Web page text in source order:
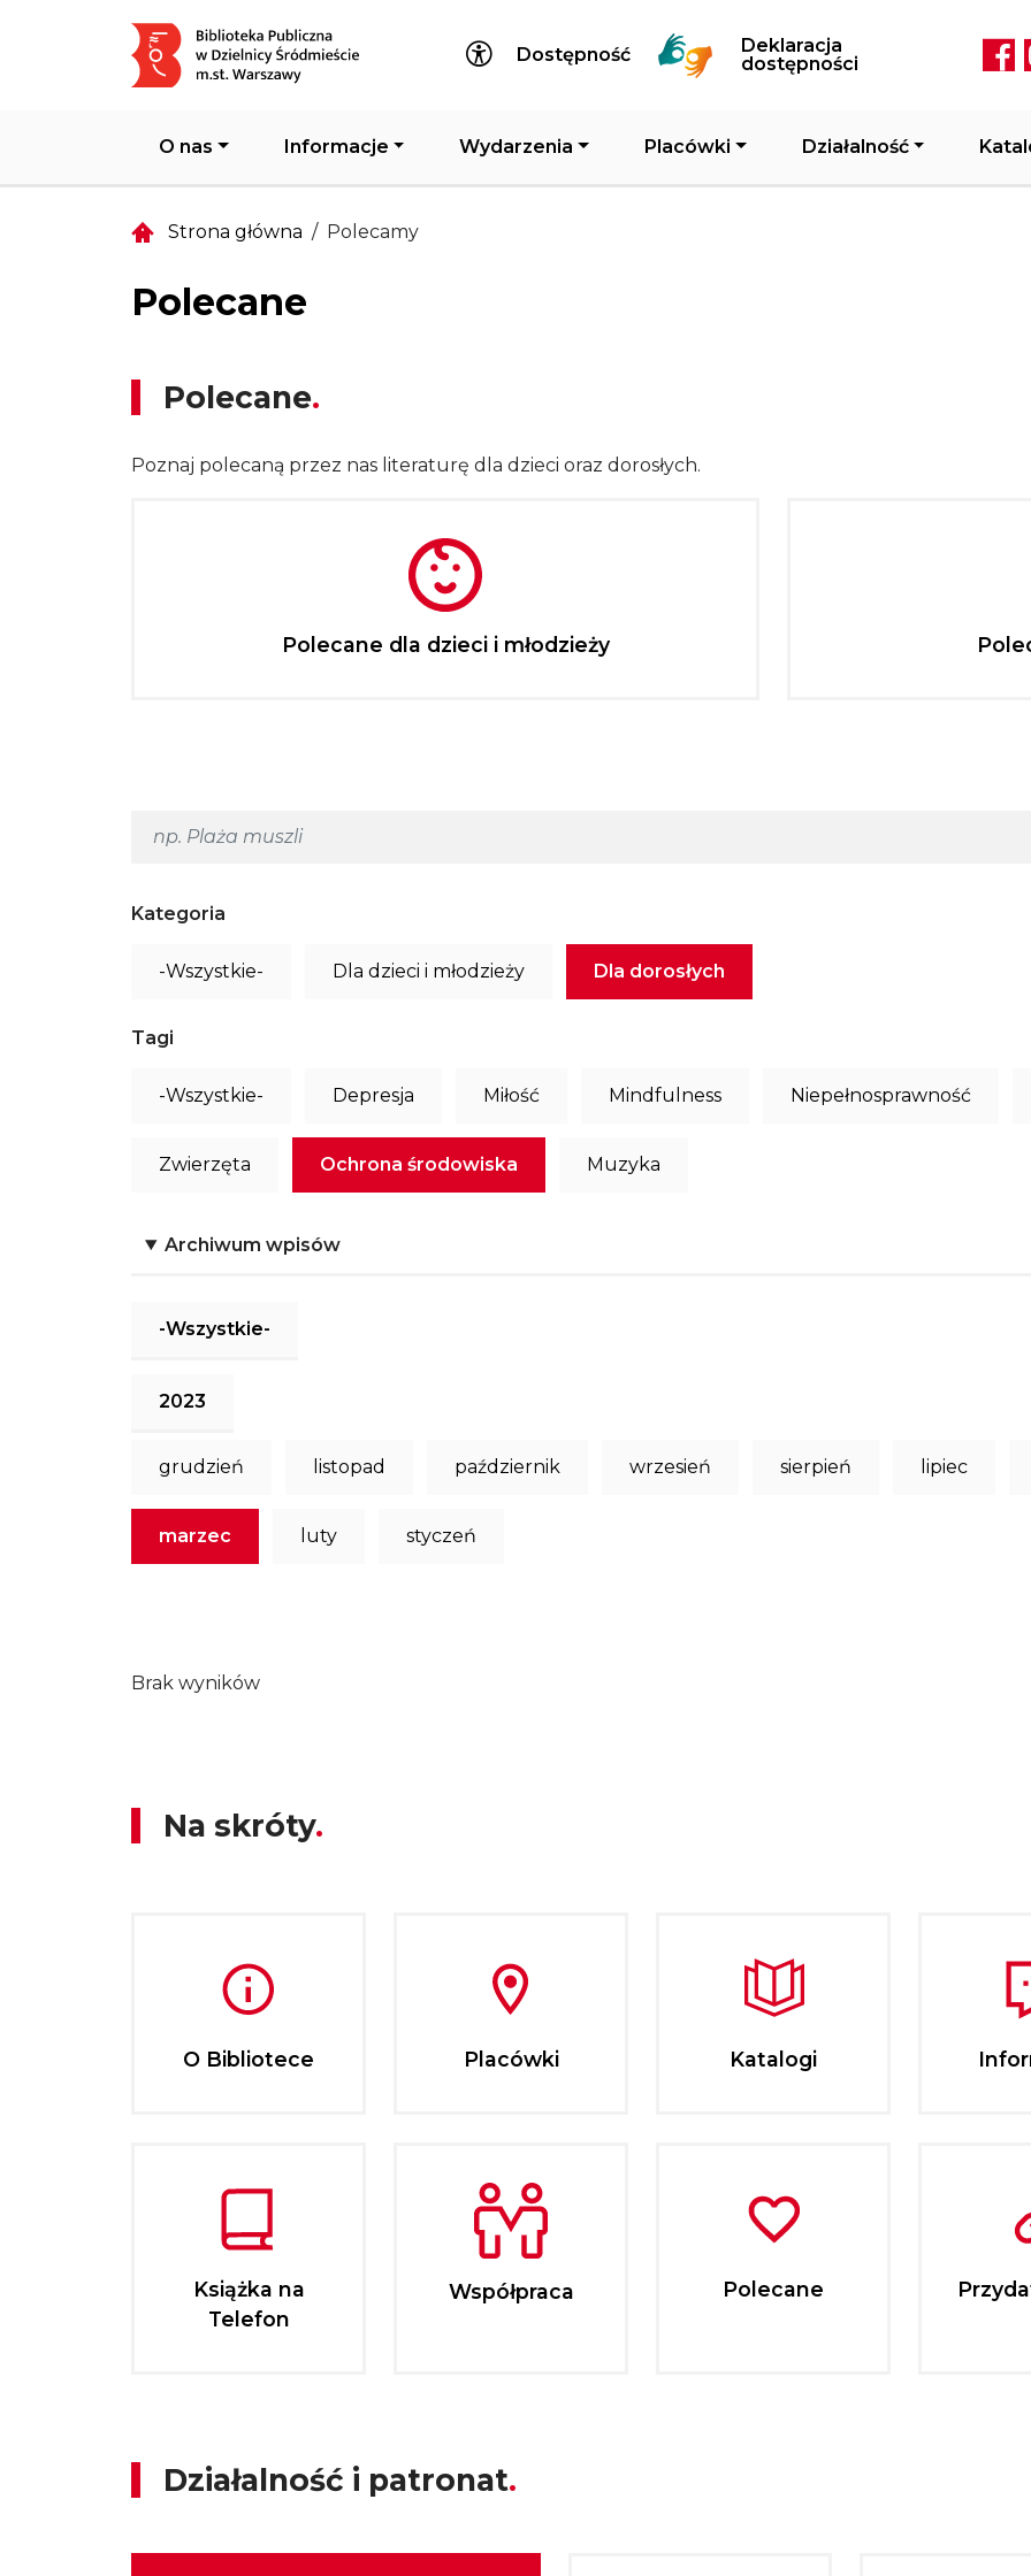
Dostępność
Deklaracja
dostępności
O nas Informacje Wydarzenia Placówki Działalność
Strona główna Polecamy
Polecane
Polecane
Poznaj polecaną przez nas literaturę dla dzieci oraz dorosłych.
Polecane dla dzieci i młodzieży
Kategoria
-Wszystkie- Dla dzieci i młodzieży Dla dorosłych
Tagi
-Wszystkie- Depresja Miłość Mindfulness Niepełnosprawność
Zwierzęta Ochrona środowiska Muzyka
Archiwum wpisów
-Wszystkie-
2023
grudzień listopad październik wrzesień sierpień lipiec
marzec luty styczeń
Brak wyników
Na skróty
O Bibliotece Placówki Katalogi
Książka na
Telefon
Współpraca Polecane
Działalność i patronat